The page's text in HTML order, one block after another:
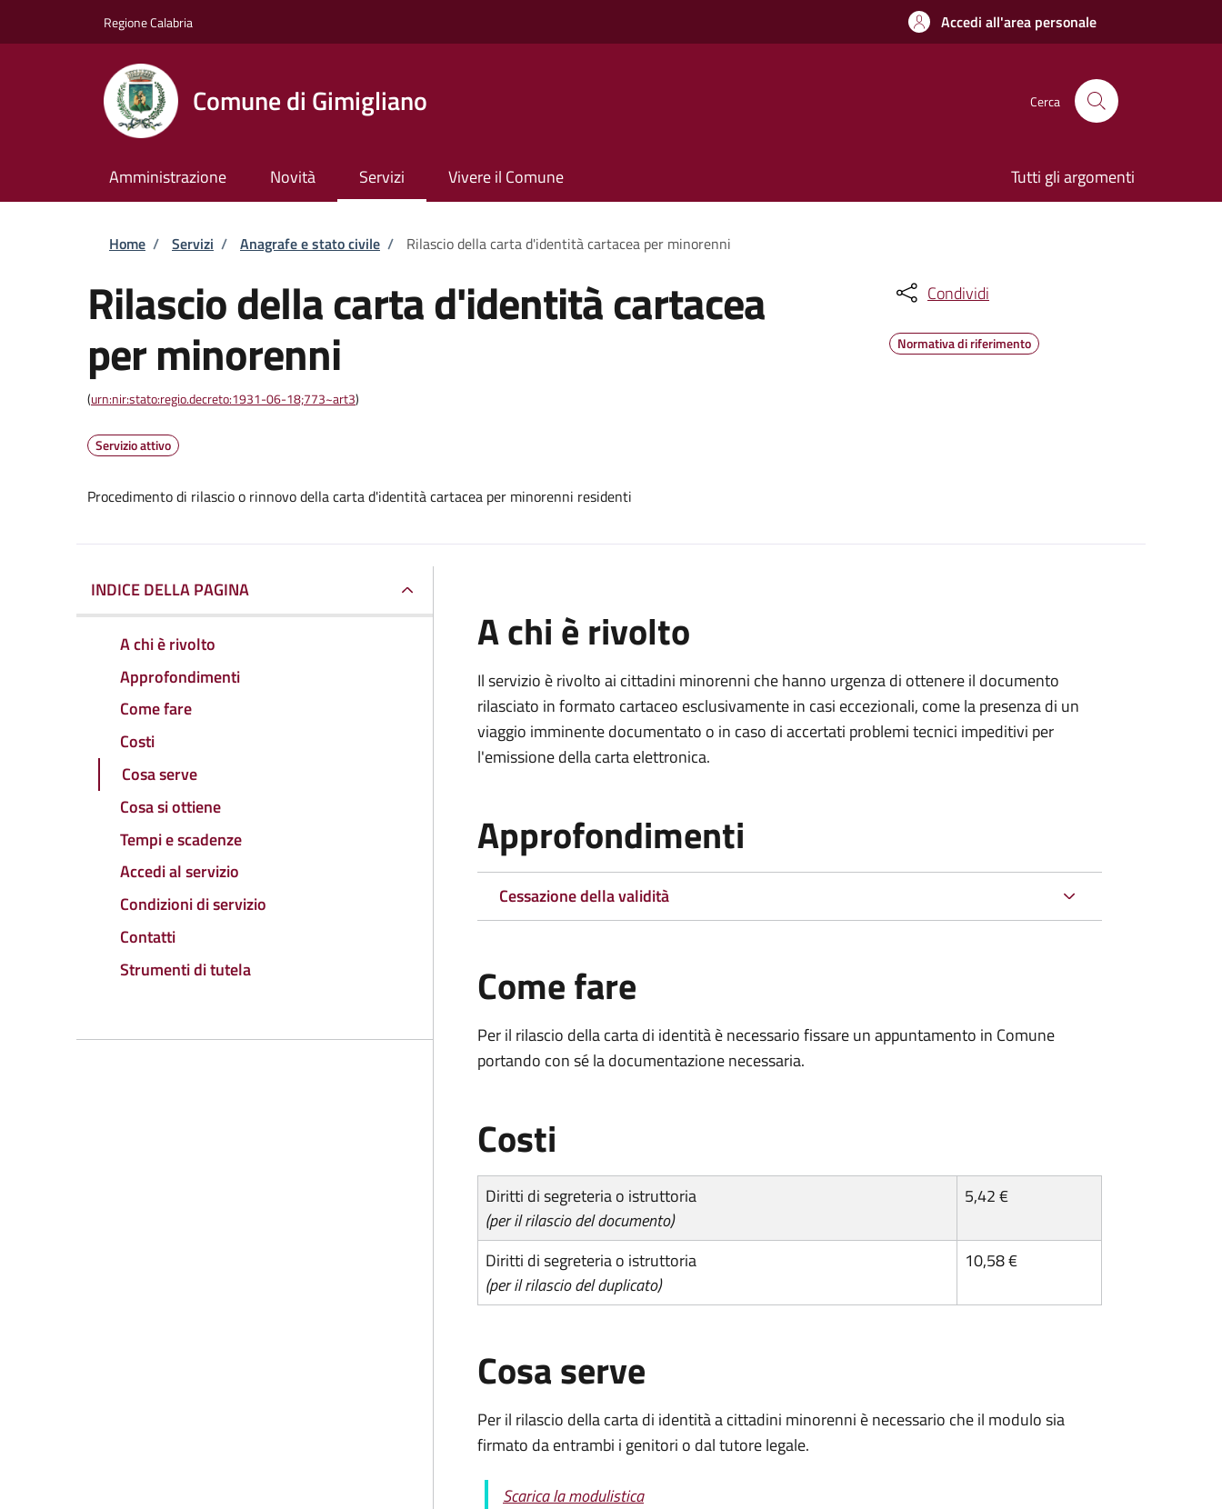
Regione Calabria Accedi all'area personale
Comune di Gimigliano Cerca
Amministrazione Novità Servizi Vivere il Comune Tutti gli argomenti
Briciole di pane
Home / Servizi / Anagrafe e stato civile / Rilascio della carta d'identità cartacea per minorenni
Rilascio della carta d'identità cartacea
per minorenni
(urn:nir:stato:regio.decreto:1931-06-18;773~art3)
Servizio attivo
Procedimento di rilascio o rinnovo della carta d'identità cartacea per minorenni residenti
Condividi
Normativa di riferimento
INDICE DELLA PAGINA
A chi è rivolto
Approfondimenti
Come fare
Costi
Cosa serve
Cosa si ottiene
Tempi e scadenze
Accedi al servizio
Condizioni di servizio
Contatti
Strumenti di tutela
A chi è rivolto
Il servizio è rivolto ai cittadini minorenni che hanno urgenza di ottenere il documento
rilasciato in formato cartaceo esclusivamente in casi eccezionali, come la presenza di un
viaggio imminente documentato o in caso di accertati problemi tecnici impeditivi per
l'emissione della carta elettronica.
Approfondimenti
Cessazione della validità
Come fare
Per il rilascio della carta di identità è necessario fissare un appuntamento in Comune
portando con sé la documentazione necessaria.
Costi
Diritti di segreteria o istruttoria
(per il rilascio del documento)
5,42 €
Diritti di segreteria o istruttoria
(per il rilascio del duplicato)
10,58 €
Cosa serve
Per il rilascio della carta di identità a cittadini minorenni è necessario che il modulo sia
firmato da entrambi i genitori o dal tutore legale.
Scarica la modulistica